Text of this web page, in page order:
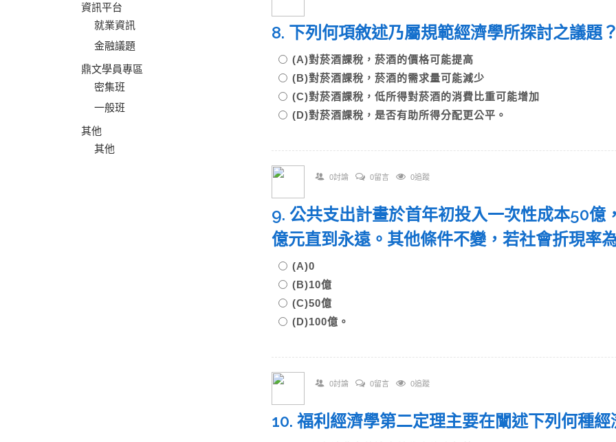
資訊平台
就業資訊
金融議題
鼎文學員專區
密集班
一般班
其他
其他
8. 下列何項敘述乃屬規範經濟學所探討之議
(A)對菸酒課稅，菸酒的價格可能提高
(B)對菸酒課稅，菸酒的需求量可能減少
(C)對菸酒課稅，低所得對菸酒的消費比重可能增加
(D)對菸酒課稅，是否有助所得分配更公平。
0討論 0留言 0追蹤
9. 公共支出計畫於首年初投入一次性成本50億
億元直到永遠。其他條件不變，若社會折現
(A)0
(B)10億
(C)50億
(D)100億。
0討論 0留言 0追蹤
10. 福利經濟學第二定理主要在闡述下列何種